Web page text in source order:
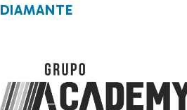
DIAMANTE